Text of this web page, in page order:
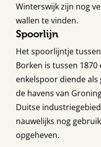
Winterswijk zijn nog
wallen te vinden.
Spoorlijn
Het spoorlijntje
Borken is tussen 1870
enkelspoor diende
de havens van
Duitse
nauwelijks nog
opgeheven.